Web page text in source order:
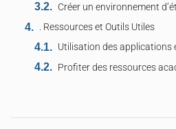
Créer un environnement
. Ressources et Outils Utiles
Utilisation des applications
Profiter des ressources